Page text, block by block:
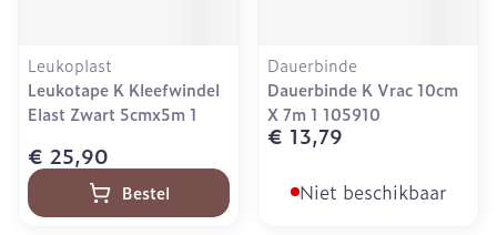
Leukoplast
Leukotape K Kleefwindel
Elast Zwart 5cmx5m 1
€ 25,90
Bestel
Dauerbinde
Dauerbinde K Vrac 10cm
X 7m 1 105910
€ 13,79
Niet beschikbaar